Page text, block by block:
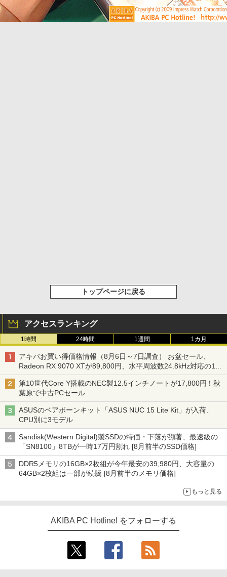
トップページに戻る
アクセスランキング
1時間 24時間 1週間 1カ月
アキバお買い得価格情報（8月6日～7日調査） お盆セール、
Radeon RX 9070 XTが89,800円、水平周波数24.8kHz対応の17
型モニターが9,801円、暑さ指数連動セール ほか
第10世代Core Y搭載のNEC製12.5インチノートが17,800円！秋
葉原で中古PCセール
ASUSのベアボーンキット「ASUS NUC 15 Lite Kit」が入荷、
CPU別に3モデル
Sandisk(Western Digital)製SSDの特価・下落が顕著、最速級の
「SN8100」8TBが一時17万円割れ [8月前半のSSD価格]
DDR5メモリの16GB×2枚組が今年最安の39,980円、大容量の
64GB×2枚組は一部が続騰 [8月前半のメモリ価格]
もっと見る
AKIBA PC Hotline! をフォローする